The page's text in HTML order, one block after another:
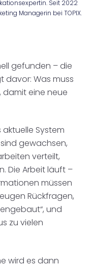
Seit 2022
Managerin bei TOPIX.
gefunden – die
davor: Was muss
damit eine neue
System
gewachsen,
verteilt,
Die Arbeit läuft –
müssen
Rückfragen,
und
zu vielen
wird es dann